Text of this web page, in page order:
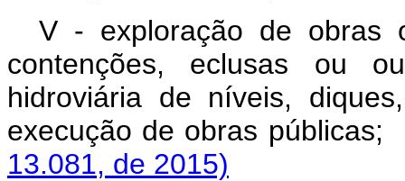
V - exploração de obras
contenções, eclusas ou
hidroviária de níveis,
execução de obras
13.081, de 2015)